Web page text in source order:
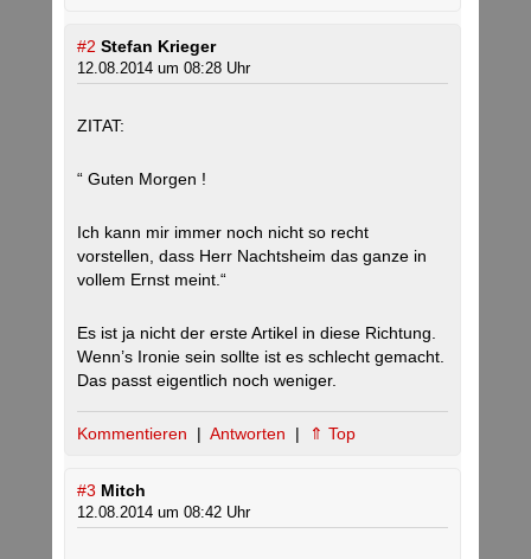
#2 Stefan Krieger
12.08.2014 um 08:28 Uhr
ZITAT:
“ Guten Morgen !
Ich kann mir immer noch nicht so recht
vorstellen, dass Herr Nachtsheim das ganze in
vollem Ernst meint.“
Es ist ja nicht der erste Artikel in diese Richtung.
Wenn’s Ironie sein sollte ist es schlecht gemacht.
Das passt eigentlich noch weniger.
Kommentieren | Antworten | ⇑ Top
#3 Mitch
12.08.2014 um 08:42 Uhr